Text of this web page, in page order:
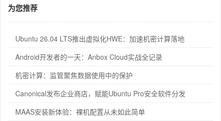
为您推荐
Ubuntu 26.04 LTS推出虚拟化HWE：加速机密计算落地
Android开发者的一天：Anbox Cloud实战全记录
机密计算：监管聚焦数据使用中的保护
Canonical发布企业商店，赋能Ubuntu Pro安全软件分发
MAAS安装新体验：裸机配置从未如此简单